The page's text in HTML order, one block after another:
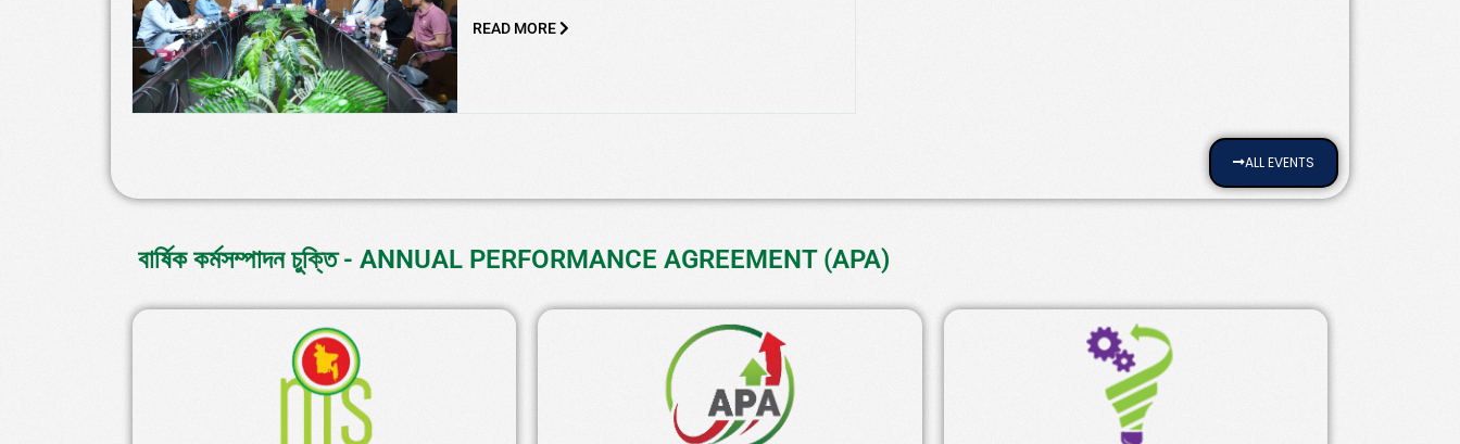
READ MORE
ALL EVENTS
বার্ষিক কর্মসম্পাদন চুক্তি - ANNUAL PERFORMANCE AGREEMENT (APA)